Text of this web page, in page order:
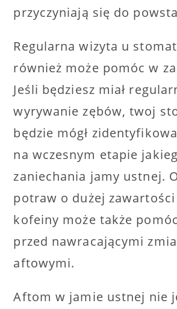
przyczyniają się do
Regularna wizyta u
również może pomóc w
Jeśli będziesz miał
wyrywanie zębów, twoj
będzie mógł
na wczesnym etapie
zaniechania jamy ustnej.
potraw o dużej
kofeiny może także
przed nawracającymi
aftowymi.
Aftom w jamie ustnej nie